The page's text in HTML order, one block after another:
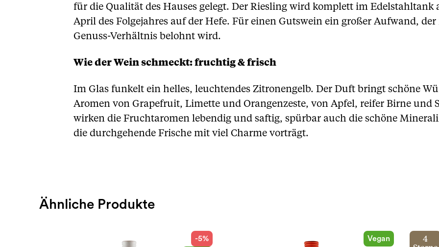
für die Qualität des Hauses gelegt. Der Riesling wird komplett im Edelstahltank
April des Folgejahres auf der Hefe. Für einen Gutswein ein großer Aufwand,
Genuss-Verhältnis belohnt wird.
Wie der Wein schmeckt: fruchtig & frisch
Im Glas funkelt ein helles, leuchtendes Zitronengelb. Der Duft bringt schöne
Aromen von Grapefruit, Limette und Orangenzeste, von Apfel, reifer Birne und
wirken die Fruchtaromen lebendig und saftig, spürbar auch die schöne
die durchgehende Frische mit viel Charme vorträgt.
Ähnliche Produkte
-5%
Vegan
4